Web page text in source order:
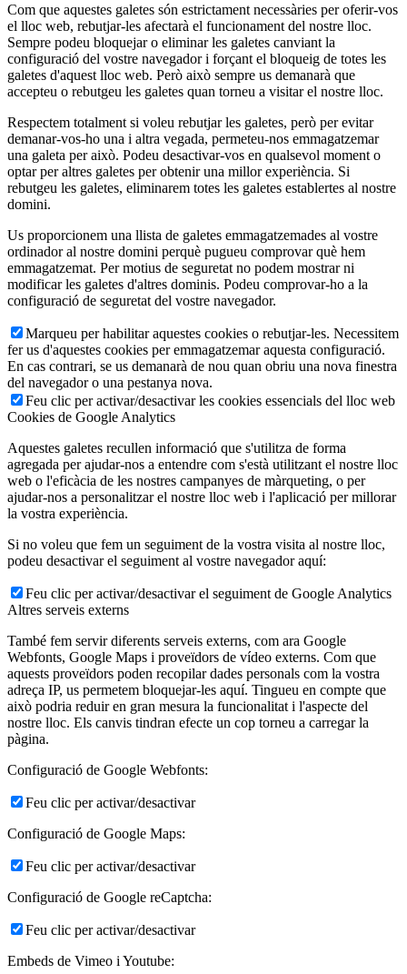
Com que aquestes galetes són estrictament necessàries per oferir-vos
el lloc web, rebutjar-les afectarà el funcionament del nostre lloc.
Sempre podeu bloquejar o eliminar les galetes canviant la
configuració del vostre navegador i forçant el bloqueig de totes les
galetes d'aquest lloc web. Però això sempre us demanarà que
accepteu o rebutgeu les galetes quan torneu a visitar el nostre lloc.
Respectem totalment si voleu rebutjar les galetes, però per evitar
demanar-vos-ho una i altra vegada, permeteu-nos emmagatzemar
una galeta per això. Podeu desactivar-vos en qualsevol moment o
optar per altres galetes per obtenir una millor experiència. Si
rebutgeu les galetes, eliminarem totes les galetes establertes al nostre
domini.
Us proporcionem una llista de galetes emmagatzemades al vostre
ordinador al nostre domini perquè pugueu comprovar què hem
emmagatzemat. Per motius de seguretat no podem mostrar ni
modificar les galetes d'altres dominis. Podeu comprovar-ho a la
configuració de seguretat del vostre navegador.
Marqueu per habilitar aquestes cookies o rebutjar-les. Necessitem
fer us d'aquestes cookies per emmagatzemar aquesta configuració.
En cas contrari, se us demanarà de nou quan obriu una nova finestra
del navegador o una pestanya nova.
Feu clic per activar/desactivar les cookies essencials del lloc web
Cookies de Google Analytics
Aquestes galetes recullen informació que s'utilitza de forma
agregada per ajudar-nos a entendre com s'està utilitzant el nostre lloc
web o l'eficàcia de les nostres campanyes de màrqueting, o per
ajudar-nos a personalitzar el nostre lloc web i l'aplicació per millorar
la vostra experiència.
Si no voleu que fem un seguiment de la vostra visita al nostre lloc,
podeu desactivar el seguiment al vostre navegador aquí:
Feu clic per activar/desactivar el seguiment de Google Analytics
Altres serveis externs
També fem servir diferents serveis externs, com ara Google
Webfonts, Google Maps i proveïdors de vídeo externs. Com que
aquests proveïdors poden recopilar dades personals com la vostra
adreça IP, us permetem bloquejar-les aquí. Tingueu en compte que
això podria reduir en gran mesura la funcionalitat i l'aspecte del
nostre lloc. Els canvis tindran efecte un cop torneu a carregar la
pàgina.
Configuració de Google Webfonts:
Feu clic per activar/desactivar
Configuració de Google Maps:
Feu clic per activar/desactivar
Configuració de Google reCaptcha:
Feu clic per activar/desactivar
Embeds de Vimeo i Youtube: